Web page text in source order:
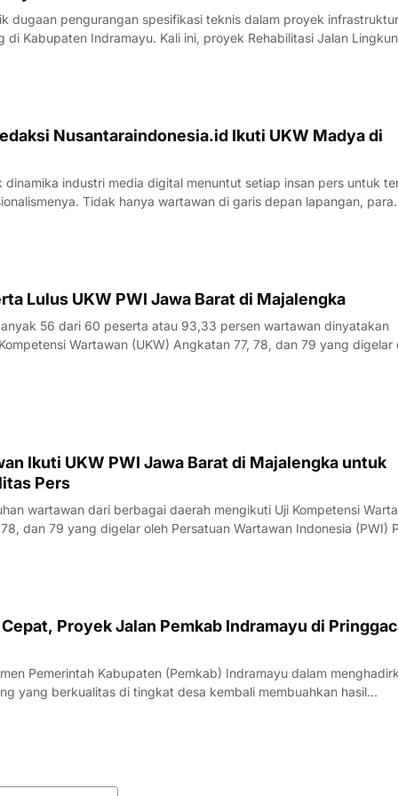
dugaan pengurangan spesifikasi teknis dalam proyek
di Kabupaten Indramayu. Kali ini, proyek Rehabilitasi Jalan
Kecamatan Juntinyuat, berada di bawah sorotan tajam lantaran
Nusantaraindonesia.id Ikuti UKW Madya di
dinamika industri media digital menuntut setiap insan pers untuk
Tidak hanya wartawan di garis depan lapangan, para
merasa perlu kembali bercermin dan menguji kapasitas diri demi
Lulus UKW PWI Jawa Barat di Majalengka
56 dari 60 peserta atau 93,33 persen wartawan dinyatakan
Wartawan (UKW) Angkatan 77, 78, dan 79 yang digelar
Juli 2026.Penguji UKW, Rita, menyampaikan hasil evaluasi
Ikuti UKW PWI Jawa Barat di Majalengka untuk
Pers
wartawan dari berbagai daerah mengikuti Uji Kompetensi
dan 79 yang digelar oleh Persatuan Wartawan Indonesia (PWI)
Rabu (22/7/2026).Pelaksana Tugas (Plt) Ketua PWI Jawa
Proyek Jalan Pemkab Indramayu di
Pemerintah Kabupaten (Pemkab) Indramayu dalam
yang berkualitas di tingkat desa kembali membuahkan hasil
yang apik antara pemangku kebijakan dan penyedia jasa, proyek